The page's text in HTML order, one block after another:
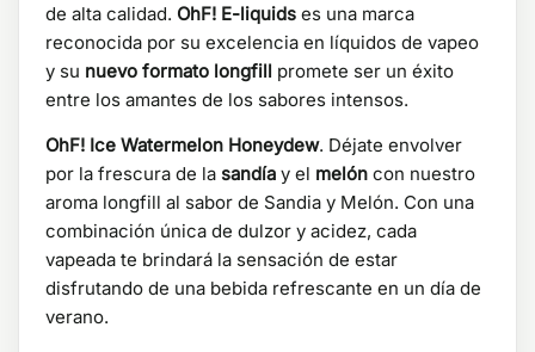
de alta calidad. OhF! E-liquids es una marca
reconocida por su excelencia en líquidos de vapeo
y su nuevo formato longfill promete ser un éxito
entre los amantes de los sabores intensos.
OhF! Ice Watermelon Honeydew. Déjate envolver
por la frescura de la sandía y el melón con nuestro
aroma longfill al sabor de Sandia y Melón. Con una
combinación única de dulzor y acidez, cada
vapeada te brindará la sensación de estar
disfrutando de una bebida refrescante en un día de
verano.